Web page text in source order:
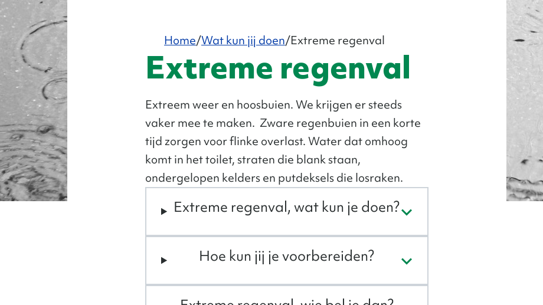
Home Wat kun jij doen Extreme regenval
Extreme regenval
Extreem weer en hoosbuien. We krijgen er steeds
vaker mee te maken. Zware regenbuien in een korte
tijd zorgen voor flinke overlast. Water dat omhoog
komt in het toilet, straten die blank staan,
ondergelopen kelders en putdeksels die losraken.
Extreme regenval, wat kun je doen?
Hoe kun jij je voorbereiden?